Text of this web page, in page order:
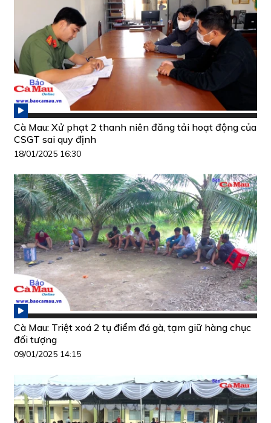
Cà Mau: Xử phạt 2 thanh niên đăng tải hoạt động của
CSGT sai quy định
18/01/2025 16:30
Cà Mau: Triệt xoá 2 tụ điểm đá gà, tạm giữ hàng chục
đối tượng
09/01/2025 14:15